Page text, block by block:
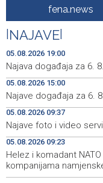
Rise in electric
Head and facial
19:25
Ministarstvo
obnovu mosta u ulici Ive
19:15
Pomozi.ba
40.000 toplih obroka, u
19:12
Conference on
19:12
'Šetnica kulture'
predstavljanjem
19:05
Prosecutor's
fena.news
NAJAVE
05.08.2026 19:00
Najava događaja za 6.
05.08.2026 15:00
Najave događaja za 6.
05.08.2026 09:37
Najave foto i video
05.08.2026 09:23
Helez i komadant
kompanijama